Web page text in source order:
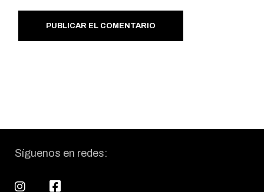
PUBLICAR EL COMENTARIO
Síguenos en redes: